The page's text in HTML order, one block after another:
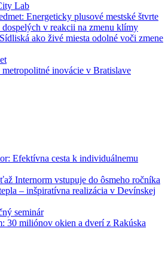
Lab
Energeticky plusové mestské štvrte
v reakcii na zmenu klímy
ako živé miesta odolné voči zmene
metropolitné inovácie v Bratislave
Efektívna cesta k individuálnemu
Internorm vstupuje do ôsmeho ročníka
– inšpiratívna realizácia v Devínskej
seminár
30 miliónov okien a dverí z Rakúska